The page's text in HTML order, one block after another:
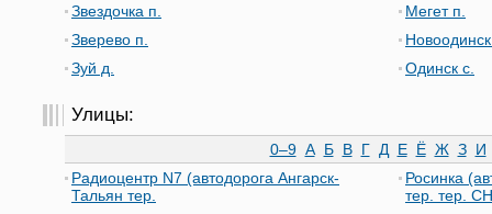
Звездочка п.
Зверево п.
Зуй д.
Мегет п.
Одинск с.
Улицы:
0–9 А Б В Г Д Е Ё Ж З И
Радиоцентр N7 (автодорога Ангарск-
Тальян тер.
Росинка
тер. тер.